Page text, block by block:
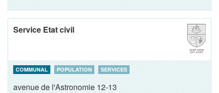
Service Etat civil
COMMUNAL POPULATION SERVICES
avenue de l'Astronomie 12-13